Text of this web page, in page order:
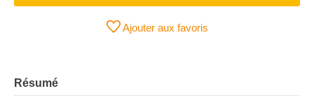
Ajouter aux favoris
Résumé